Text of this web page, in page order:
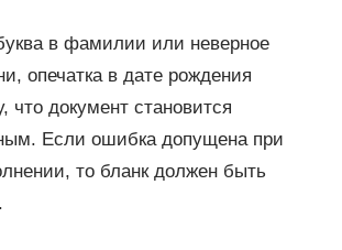
в фамилии или неверное
опечатка в дате рождения
что документ становится
Если ошибка допущена при
то бланк должен быть